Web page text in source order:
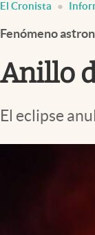
Infotechnology
Clase
Clima
Mundial 2026
Eventos Corporativos
El Cronista
Fenómeno
Anillo
El eclipse